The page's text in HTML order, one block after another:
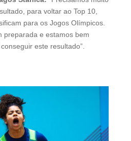
para voltar ao Top 10,
para os Jogos Olímpicos.
preparada e estamos bem
este resultado”.